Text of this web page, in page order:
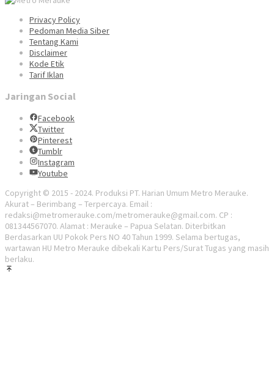
Privacy Policy
Pedoman Media Siber
Tentang Kami
Disclaimer
Kode Etik
Tarif Iklan
Jaringan Social
Facebook
Twitter
Pinterest
Tumblr
Instagram
Youtube
Copyright © 2015 - 2024. Produksi PT. Harian Umum Metro Merauke.
Akurat – Berimbang – Terpercaya. Email :
redaksi@metromerauke.com/metromerauke@gmail.com. CP :
081344567070. Alamat : Merauke – Papua Selatan. Diterbitkan
Berdasarkan UU Pokok Pers NO 40 Tahun 1999. Selama bertugas,
wartawan HU Metro Merauke dibekali Kartu Pers/Surat Tugas yang masih
berlaku.